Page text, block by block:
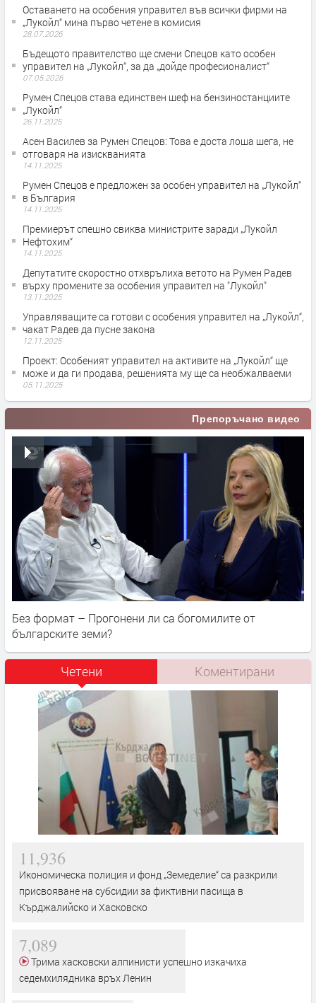
Оставането на особения управител във всички фирми на
„Лукойл“ мина първо четене в комисия
28.07.2026
Бъдещото правителство ще смени Спецов като особен
управител на „Лукойл“, за да „дойде професионалист“
07.05.2026
Румен Спецов става единствен шеф на бензиностанциите
„Лукойл“
26.11.2025
Асен Василев за Румен Спецов: Това е доста лоша шега, не
отговаря на изискванията
14.11.2025
Румен Спецов е предложен за особен управител на „Лукойл“
в България
14.11.2025
Премиерът спешно свиква министрите заради „Лукойл
Нефтохим“
14.11.2025
Депутатите скоростно отхврълиха ветото на Румен Радев
върху промените за особения управител на "Лукойл"
13.11.2025
Управляващите са готови с особения управител на „Лукойл“,
чакат Радев да пусне закона
12.11.2025
Проект: Особеният управител на активите на „Лукойл“ ще
може и да ги продава, решенията му ще са необжалваеми
05.11.2025
Препоръчано видео
Без формат – Прогонени ли са богомилите от
българските земи?
Четени Коментирани
11,936
Икономическа полиция и фонд „Земеделие“ са разкрили
присвояване на субсидии за фиктивни пасища в
Кърджалийско и Хасковско
7,089
седемхилядника връх Ленин